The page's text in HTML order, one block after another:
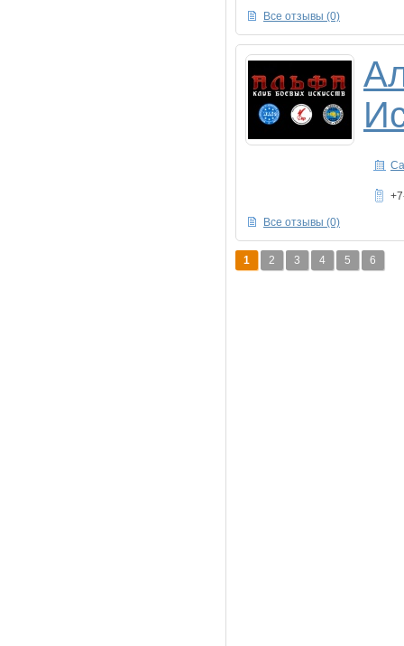
Все отзывы (0)
Все отзывы (0)
1 2 3 4 5 6